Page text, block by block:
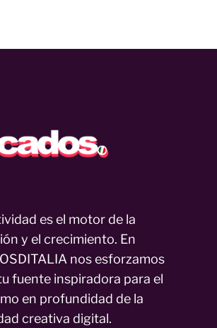
es el motor de la
y el crecimiento. En
nos esforzamos
fuente inspiradora para el
en profundidad de la
creativa digital.